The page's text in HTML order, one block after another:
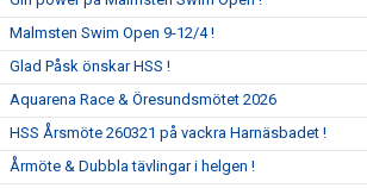
Malmsten Swim Open 9-12/4 !
Glad Påsk önskar HSS !
Aquarena Race & Öresundsmötet 2026
HSS Årsmöte 260321 på vackra Harnäsbadet !
Årmöte & Dubbla tävlingar i helgen !